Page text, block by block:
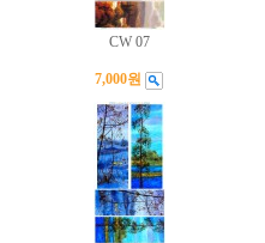
CW 07
7,000원